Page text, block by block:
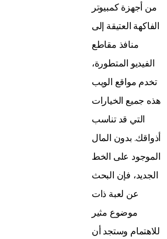
من أجهزة كمبيوتر
الفاكهة العتيقة إلى
منافذ مقاطع
الفيديو المتطورة،
تخدم مواقع الويب
هذه جميع الخيارات
التي قد تناسب
أذواقك. بدون المال
الموجود على الخط
الجديد، فإن البحث
عن لعبة ذات
موضوع مثير
للاهتمام وستجد أن